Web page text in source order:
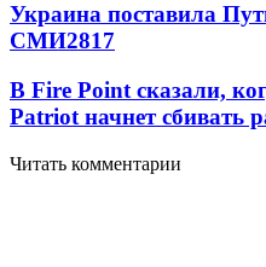
Украина поставила
СМИ2817
В Fire Point сказали,
Patriot начнет сбивать
Читать комментарии